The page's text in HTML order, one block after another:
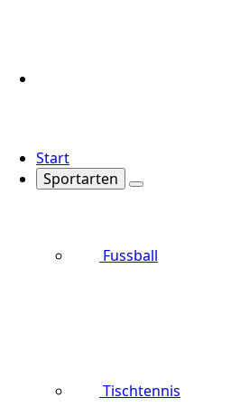
Start
Sportarten
Fussball
Tischtennis